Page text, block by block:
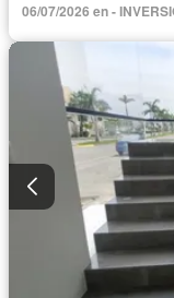
06/07/2026 en -